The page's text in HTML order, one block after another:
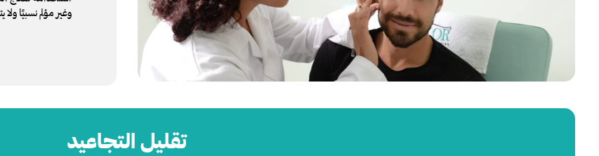
وغير مؤلم نسبيًا
تقليل التجاعيد